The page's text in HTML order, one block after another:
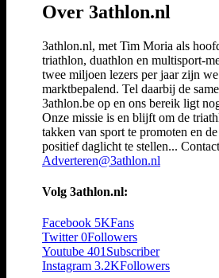
Over 3athlon.nl
3athlon.nl, met Tim Moria als
triathlon, duathlon en multisport-
twee miljoen lezers per jaar zijn
marktbepalend. Tel daarbij de
3athlon.be op en ons bereik ligt
Onze missie is en blijft om de
takken van sport te promoten en
positief daglicht te stellen...
Adverteren@3athlon.nl
Volg 3athlon.nl:
Facebook 5KFans
Twitter 0Followers
Youtube 401 Subscriber
Instagram 3.2KFollowers